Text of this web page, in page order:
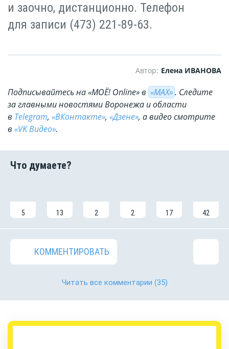
и заочно, дистанционно. Телефон
для записи (473) 221-89-63.
Автор: Елена ИВАНОВА
Подписывайтесь на «МОЁ! Online» в «МАХ». Cледите
за главными новостями Воронежа и области
в Telegram, «ВКонтакте», «Дзене», а видео смотрите
в «VK Видео».
5 13 2 2 17 42
КОММЕНТИРОВАТЬ
Читать все комментарии (35)